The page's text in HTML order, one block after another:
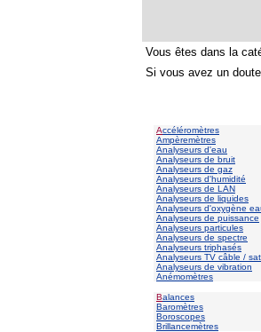
Vous êtes dans la
Si vous avez un
Accéléromètres
Ampèremètres
Analyseurs d'eau
Analyseurs de bruit
Analyseurs de gaz
Analyseurs d'humidité
Analyseurs de LAN
Analyseurs de liquides
Analyseurs d'oxygène
Analyseurs de puissance
Analyseurs particules
Analyseurs de spectre
Analyseurs triphasés
Analyseurs TV câble /
Analyseurs de vibration
Anémomètres
Balances
Baromètres
Boroscopes
Brillancemètres